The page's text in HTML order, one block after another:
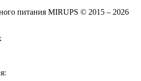
питания MIRUPS © 2015 – 2026